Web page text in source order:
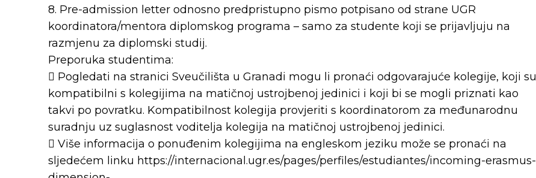
8. Pre-admission letter odnosno predpristupno pismo potpisano od strane UGR
koordinatora/mentora diplomskog programa – samo za studente koji se prijavljuju na
razmjenu za diplomski studij.
Preporuka studentima:
 Pogledati na stranici Sveučilišta u Granadi mogu li pronaći odgovarajuće kolegije, koji su
kompatibilni s kolegijima na matičnoj ustrojbenoj jedinici i koji bi se mogli priznati kao
takvi po povratku. Kompatibilnost kolegija provjeriti s koordinatorom za međunarodnu
suradnju uz suglasnost voditelja kolegija na matičnoj ustrojbenoj jedinici.
 Više informacija o ponuđenim kolegijima na engleskom jeziku može se pronaći na
sljedećem linku https://internacional.ugr.es/pages/perfiles/estudiantes/incoming-erasmus-